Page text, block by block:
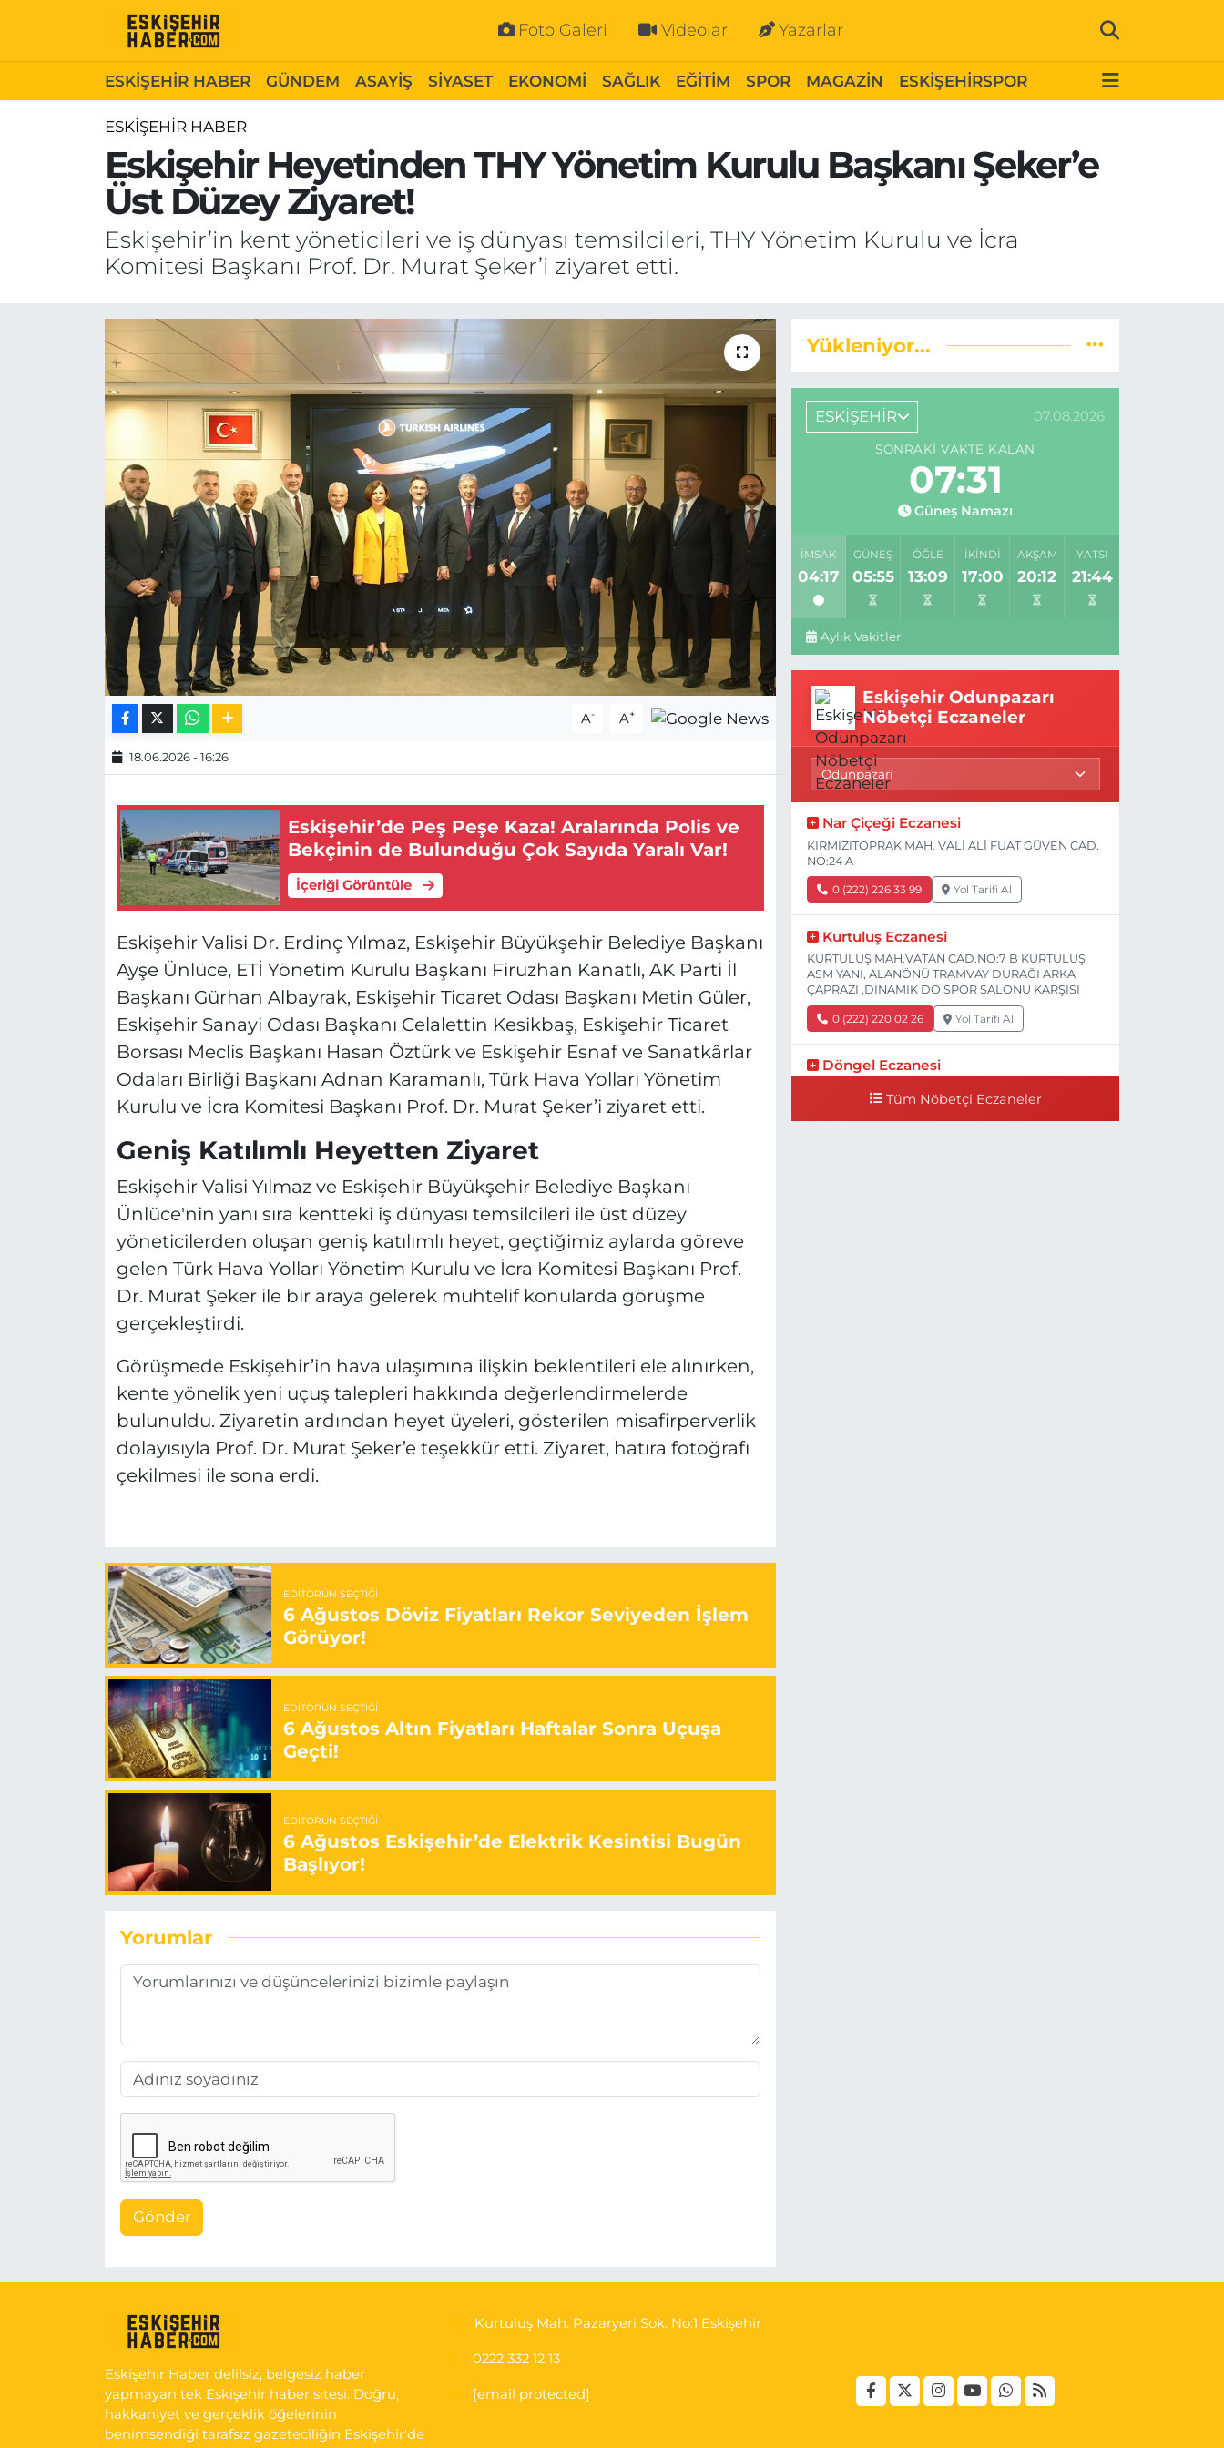
Foto Galeri Videolar Yazarlar
ESKİŞEHİR HABER GÜNDEM ASAYİŞ SİYASET EKONOMİ SAĞLIK EĞİTİM SPOR MAGAZİN ESKİŞEHİRSPOR
ESKİŞEHİR HABER
Eskişehir Heyetinden THY Yönetim Kurulu Başkanı Şeker’e
Üst Düzey Ziyaret!
Eskişehir’in kent yöneticileri ve iş dünyası temsilcileri, THY Yönetim Kurulu ve İcra
Komitesi Başkanı Prof. Dr. Murat Şeker’i ziyaret etti.
A- A+
18.06.2026 - 16:26
Eskişehir’de Peş Peşe Kaza! Aralarında Polis ve
Bekçinin de Bulunduğu Çok Sayıda Yaralı Var!
İçeriği Görüntüle
Eskişehir Valisi Dr. Erdinç Yılmaz, Eskişehir Büyükşehir Belediye Başkanı
Ayşe Ünlüce, ETİ Yönetim Kurulu Başkanı Firuzhan Kanatlı, AK Parti İl
Başkanı Gürhan Albayrak, Eskişehir Ticaret Odası Başkanı Metin Güler,
Eskişehir Sanayi Odası Başkanı Celalettin Kesikbaş, Eskişehir Ticaret
Borsası Meclis Başkanı Hasan Öztürk ve Eskişehir Esnaf ve Sanatkârlar
Odaları Birliği Başkanı Adnan Karamanlı, Türk Hava Yolları Yönetim
Kurulu ve İcra Komitesi Başkanı Prof. Dr. Murat Şeker’i ziyaret etti.
Geniş Katılımlı Heyetten Ziyaret
Eskişehir Valisi Yılmaz ve Eskişehir Büyükşehir Belediye Başkanı
Ünlüce'nin yanı sıra kentteki iş dünyası temsilcileri ile üst düzey
yöneticilerden oluşan geniş katılımlı heyet, geçtiğimiz aylarda göreve
gelen Türk Hava Yolları Yönetim Kurulu ve İcra Komitesi Başkanı Prof.
Dr. Murat Şeker ile bir araya gelerek muhtelif konularda görüşme
gerçekleştirdi.
Görüşmede Eskişehir’in hava ulaşımına ilişkin beklentileri ele alınırken,
kente yönelik yeni uçuş talepleri hakkında değerlendirmelerde
bulunuldu. Ziyaretin ardından heyet üyeleri, gösterilen misafirperverlik
dolayısıyla Prof. Dr. Murat Şeker’e teşekkür etti. Ziyaret, hatıra fotoğrafı
çekilmesi ile sona erdi.
EDITÖRÜN SEÇTIĞI
6 Ağustos Döviz Fiyatları Rekor Seviyeden İşlem
Görüyor!
EDITÖRÜN SEÇTIĞI
6 Ağustos Altın Fiyatları Haftalar Sonra Uçuşa
Geçti!
EDITÖRÜN SEÇTIĞI
6 Ağustos Eskişehir’de Elektrik Kesintisi Bugün
Başlıyor!
Yorumlar
Gönder
Yükleniyor...
ESKİŞEHİR 07.08.2026
SONRAKI VAKTE KALAN
07:30
Güneş Namazı
İMSAK
04:17
GÜNEŞ
05:55
ÖĞLE
13:09
İKINDI
17:00
AKŞAM
20:12
YATSI
21:44
Aylık Vakitler
Eskişehir Odunpazarı
Nöbetçi Eczaneler
Nar Çiçeği Eczanesi
KIRMIZITOPRAK MAH. VALİ ALİ FUAT GÜVEN CAD.
NO:24 A
0 (222) 226 33 99 Yol Tarifi Al
Kurtuluş Eczanesi
KURTULUŞ MAH.VATAN CAD.NO:7 B KURTULUŞ
ASM YANI, ALANÖNÜ TRAMVAY DURAĞI ARKA
ÇAPRAZI ,DİNAMİK DO SPOR SALONU KARŞISI
0 (222) 220 02 26 Yol Tarifi Al
Döngel Eczanesi
300 mt ilerisi bim markete kadar sol tarafı
Tüm Nöbetçi Eczaneler
Eskişehir Haber delilsiz, belgesiz haber
yapmayan tek Eskişehir haber sitesi. Doğru,
hakkaniyet ve gerçeklik öğelerinin
benimsendiği tarafsız gazeteciliğin Eskişehir'de
Kurtuluş Mah. Pazaryeri Sok. No:1 Eskişehir
0222 332 12 13
[email protected]
ESKİŞEHİR HABER
SİYASET
EKONOMİ
EĞİTİM
ESKİŞEHİRSPOR
Gizlilik Politikası
Hakkımızda
İletişim
Odunpazarı Hava Durumu
Odunpazarı Trafik Yoğunluk Haritası
Süper Lig Puan Durumu ve Fikstür
Tüm Manşetler
Son Dakika Haberleri